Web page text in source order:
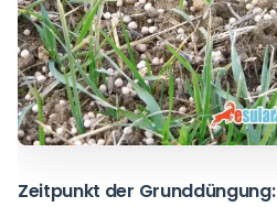
Zeitpunkt der Grunddüngung: